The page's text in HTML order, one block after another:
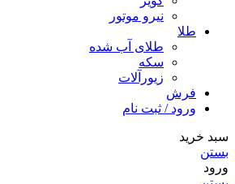
نیرو موتور
طلا
طلای آب شده
سکه
زیورآلات
فرش
ورود / ثبت نام
سبد خرید
بستن
ورود